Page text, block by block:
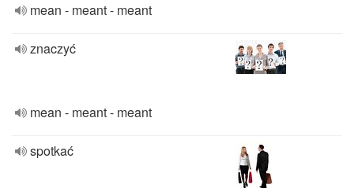
mean - meant - meant
znaczyć
mean - meant - meant
spotkać